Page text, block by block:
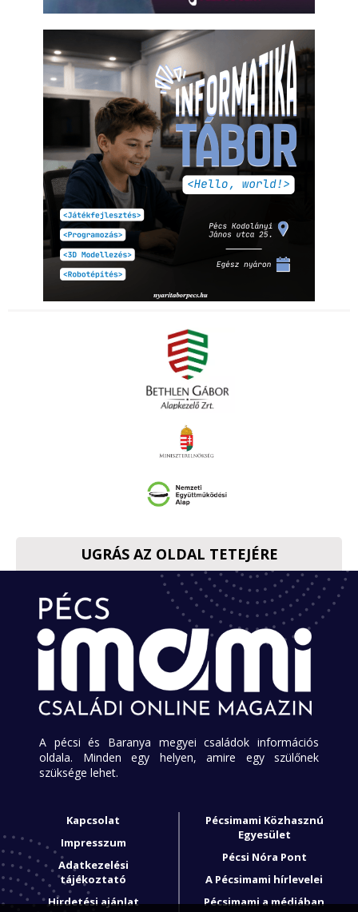
UGRÁS AZ OLDAL TETEJÉRE
A pécsi és Baranya megyei családok információs
oldala. Minden egy helyen, amire egy szülőnek
szüksége lehet.
Kapcsolat
Impresszum
Adatkezelési
tájékoztató
Hirdetési ajánlat
Pécsimami Közhasznú
Egyesület
Pécsi Nóra Pont
A Pécsimami hírlevelei
Pécsimami a médiában